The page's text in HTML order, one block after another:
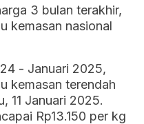
3 bulan terakhir,
kemasan nasional
- Januari 2025,
kemasan terendah
11 Januari 2025.
Rp13.150 per kg